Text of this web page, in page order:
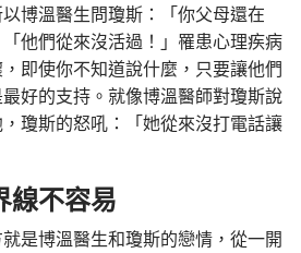
博溫醫生問瓊斯：「你父母還在
他們從來沒活過！」罹患心理疾病
即使你不知道說什麼，只要讓他們
好的支持。就像博溫醫師對瓊斯說
瓊斯的怒吼：「她從來沒打電話讓
線不容易
是博溫醫生和瓊斯的戀情，從一開